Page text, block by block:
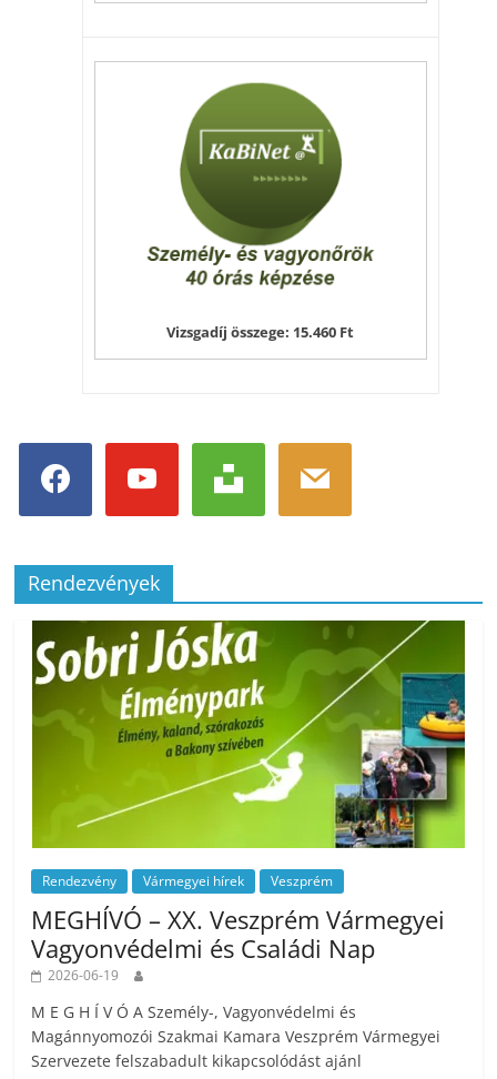
Vizsgadíj összege: 15.460 Ft
Rendezvények
Rendezvény Vármegyei hírek Veszprém
MEGHÍVÓ – XX. Veszprém Vármegyei
Vagyonvédelmi és Családi Nap
2026-06-19
M E G H Í V Ó A Személy-, Vagyonvédelmi és
Magánnyomozói Szakmai Kamara Veszprém Vármegyei
Szervezete felszabadult kikapcsolódást ajánl